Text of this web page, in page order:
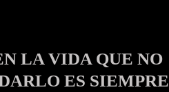
LA VIDA QUE NO
ES SIEMPRE